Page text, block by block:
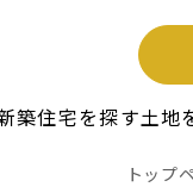
築住宅を探す土地
トップ